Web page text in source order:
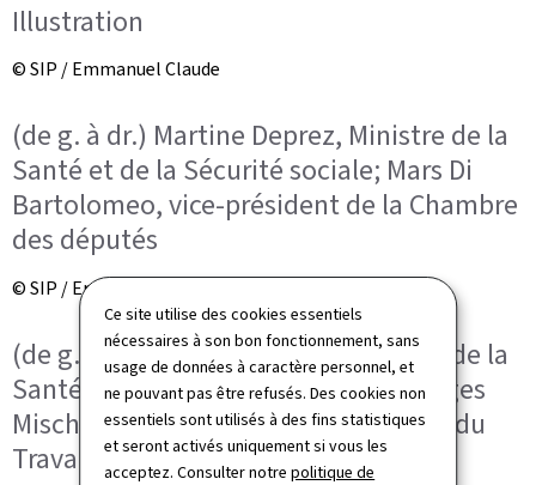
Ce site utilise des cookies essentiels
nécessaires à son bon fonctionnement, sans
usage de données à caractère personnel, et
ne pouvant pas être refusés. Des cookies non
essentiels sont utilisés à des fins statistiques
et seront activés uniquement si vous les
acceptez. Consulter notrepolitique de
Illustration
© SIP / Emmanuel Claude
(de g. à dr.) Martine Deprez, Ministre de la
Santé et de la Sécurité sociale; Mars Di
Bartolomeo, vice-président de la Chambre
des députés
© SIP / Emmanuel Claude
(de g. à dr.) Martine Deprez, Ministre de la
Santé et de la Sécurité sociale; Georges
Mischo, Ministre des Sports, Ministre du
Travail